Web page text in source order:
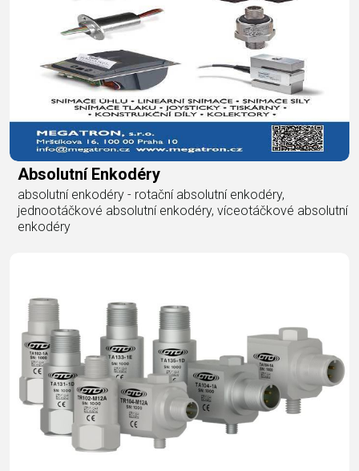
Absolutní Enkodéry
absolutní enkodéry - rotační absolutní enkodéry,
jednootáčkové absolutní enkodéry, víceotáčkové absolutní
enkodéry